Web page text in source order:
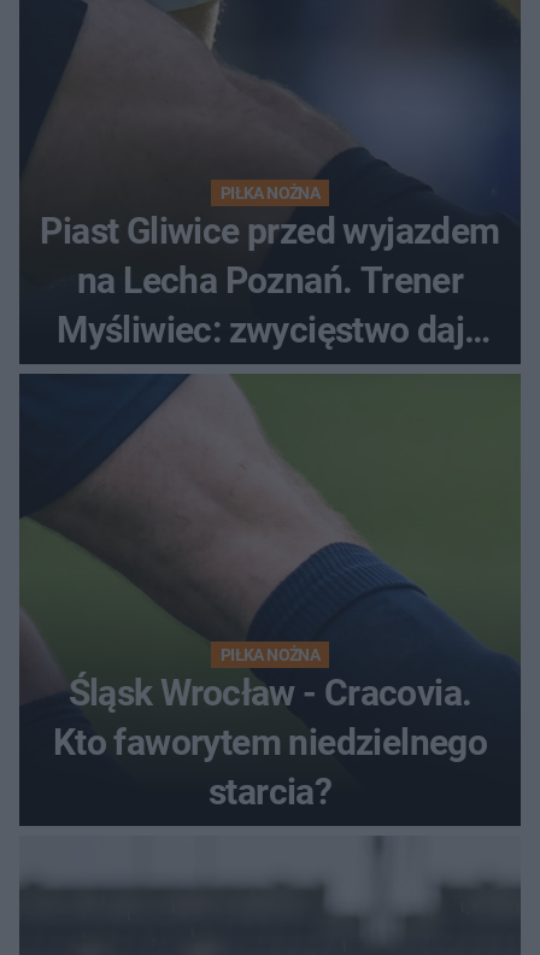
PIŁKA NOŻNA
Piast Gliwice przed wyjazdem
na Lecha Poznań. Trener
Myśliwiec: zwycięstwo daje
satysfakcję
PIŁKA NOŻNA
Śląsk Wrocław - Cracovia.
Kto faworytem niedzielnego
starcia?